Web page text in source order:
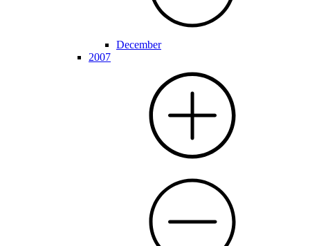
December
2007